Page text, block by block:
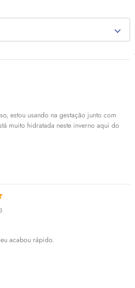
estou usando na gestação junto com
muito hidratada neste inverno aqui do
acabou rápido.